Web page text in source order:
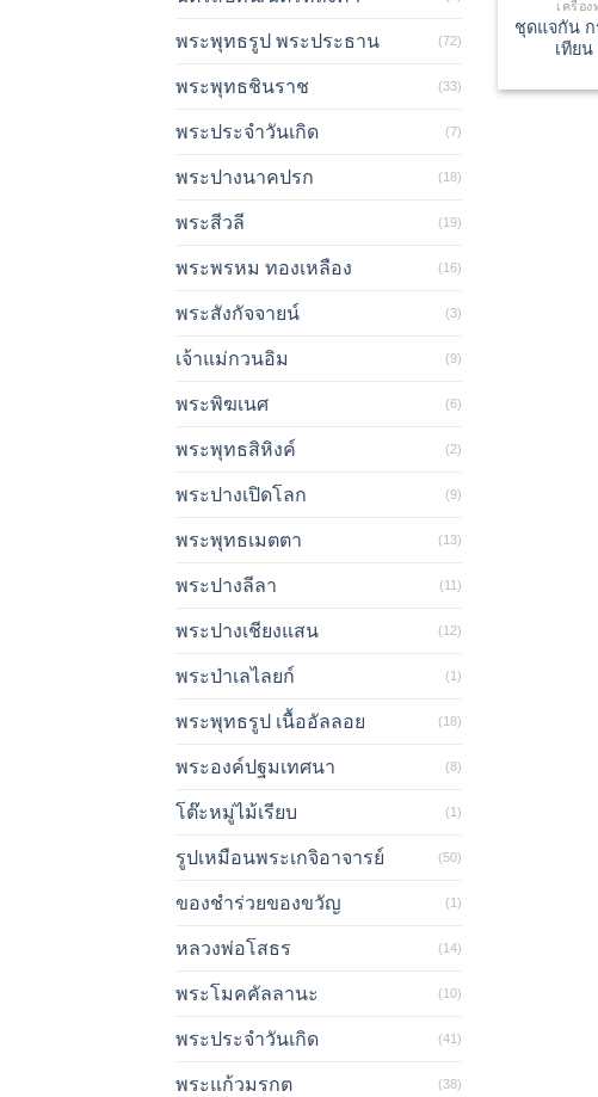
พระพุทธรูป พระประธาน (72)
พระพุทธชินราช (33)
พระประจำวันเกิด (7)
พระปางนาคปรก (18)
พระสีวลี (19)
พระพรหม ทองเหลือง (16)
พระสังกัจจายน์ (3)
เจ้าแม่กวนอิม (9)
พระพิฆเนศ (6)
พระพุทธสิหิงค์ (2)
พระปางเปิดโลก (9)
พระพุทธเมตตา (13)
พระปางลีลา (11)
พระปางเชียงแสน (12)
พระป่าเลไลยก์ (1)
พระพุทธรูป เนื้ออัลลอย (18)
พระองค์ปฐมเทศนา (8)
โต๊ะหมู่ไม้เรียบ (1)
รูปเหมือนพระเกจิอาจารย์ (50)
ของชำร่วยของขวัญ (1)
หลวงพ่อโสธร (14)
พระโมคคัลลานะ (10)
พระประจำวันเกิด (41)
พระแก้วมรกต (38)
เครื่อง
ชุดแจกัน ก
เทีย